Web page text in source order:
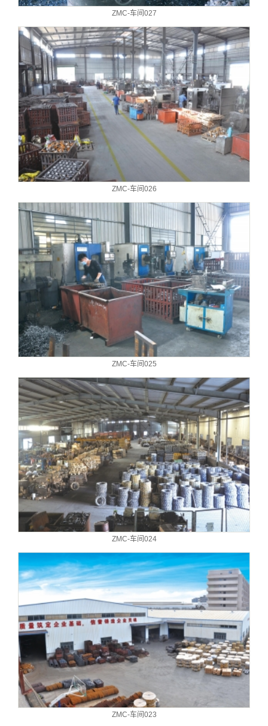
ZMC-车间027
ZMC-车间026
ZMC-车间025
ZMC-车间024
ZMC-车间023